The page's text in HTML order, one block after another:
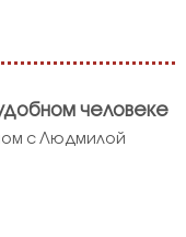
человеке
с Людмилой